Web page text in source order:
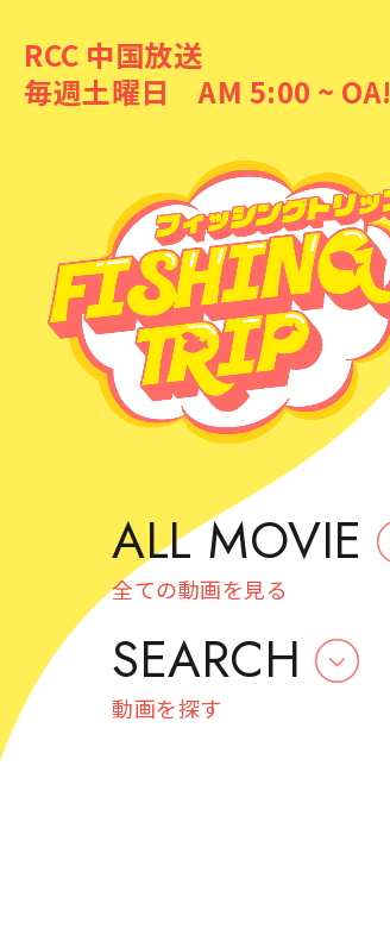
RCC 中国放送
毎週土曜日 AM 5:00 ~ OA!
ALL MOVIE
全ての動画を見る
SEARCH
動画を探す